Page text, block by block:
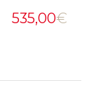
535,00€